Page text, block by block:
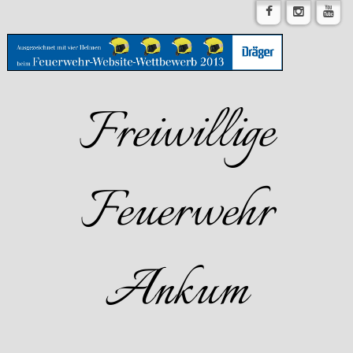
Freiwillige
Feuerwehr
Ankum